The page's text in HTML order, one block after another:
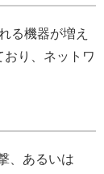
る機器が増え
り、ネットワ
、あるいは